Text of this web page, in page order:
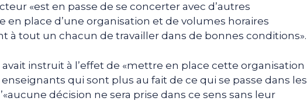
«est en passe de se concerter avec d’autres
en place d’une organisation et de volumes horaires
à tout un chacun de travailler dans de bonnes conditions».
avait instruit à l’effet de «mettre en place cette organisation
qui sont plus au fait de ce qui se passe dans les
décision ne sera prise dans ce sens sans leur